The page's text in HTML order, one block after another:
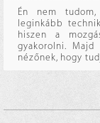
Én nem
leginkább
hiszen a
gyakorolni.
nézőnek, hogy